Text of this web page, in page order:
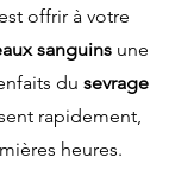
offrir à votre
sanguins une
du sevrage
rapidement,
heures.